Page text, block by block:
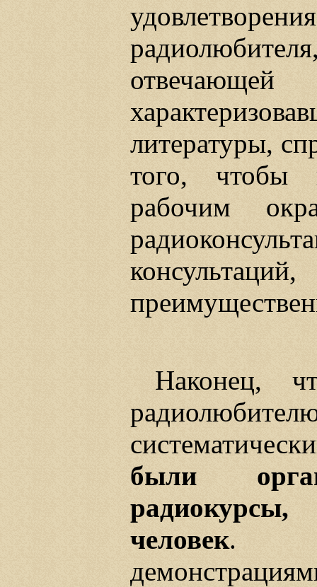
отвечающей
литературы,
того, чтобы
рабочим
Наконец,
были
человек.